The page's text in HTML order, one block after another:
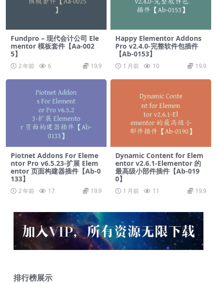
Fundpro – 现代会计公司 Ele
mentor 模板套件【Aa-002
5】
2 年前 6 19.9
Happy Elementor Addons
Pro v2.4.0-完整软件包插件
【Ab-0153】
1 月前 10 19.9
Piotnet Addons For Eleme
ntor Pro v6.5.23-扩展 Elem
entor 页面构建器插件【Ab-0
133】
2 年前 17 19.9
Dynamic Content for Elem
entor v2.6.1-Elementor 的
最高级小部件插件【Ab-019
0】
1 月前 11 19.9
排行榜展示